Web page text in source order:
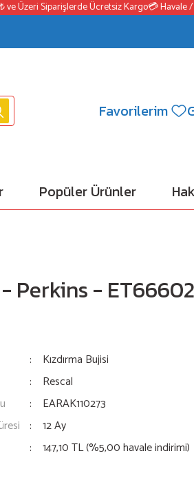
Siparişlerde Ücretsiz Kargo💳 Havale /
Favorilerim
Popüler Ürünler
Perkins -
Kızdırma Bujisi
Rescal
EARAK110273
12 Ay
147,10 TL (%5,00 havale indirimi)